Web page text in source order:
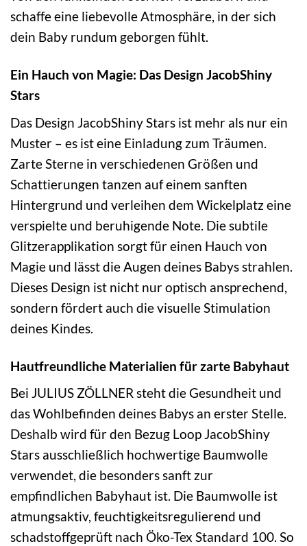
schaffe eine liebevolle Atmosphäre, in der sich
dein Baby rundum geborgen fühlt.
Ein Hauch von Magie: Das Design JacobShiny
Stars
Das Design JacobShiny Stars ist mehr als nur ein
Muster – es ist eine Einladung zum Träumen.
Zarte Sterne in verschiedenen Größen und
Schattierungen tanzen auf einem sanften
Hintergrund und verleihen dem Wickelplatz eine
verspielte und beruhigende Note. Die subtile
Glitzerapplikation sorgt für einen Hauch von
Magie und lässt die Augen deines Babys strahlen.
Dieses Design ist nicht nur optisch ansprechend,
sondern fördert auch die visuelle Stimulation
deines Kindes.
Hautfreundliche Materialien für zarte Babyhaut
Bei JULIUS ZÖLLNER steht die Gesundheit und
das Wohlbefinden deines Babys an erster Stelle.
Deshalb wird für den Bezug Loop JacobShiny
Stars ausschließlich hochwertige Baumwolle
verwendet, die besonders sanft zur
empfindlichen Babyhaut ist. Die Baumwolle ist
atmungsaktiv, feuchtigkeitsregulierend und
schadstoffgeprüft nach Öko-Tex Standard 100. So